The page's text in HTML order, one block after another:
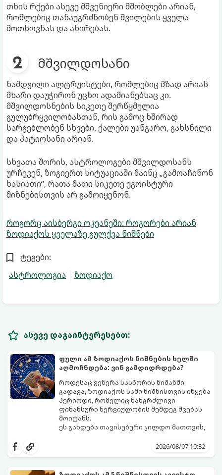
თხის რქები ასევე მშვენიერი მშობლები არიან,
რომლებიც თანაუგრძნობენ შვილების ყველა
მოთხოვნას და ახირებას.
მშვილდოსანი
ნამდვილი ალტრუისტები, რომლებიც მზად არიან
მხარი დაუჭირონ უცხო ადამიანებსაც კი.
მშვილდოსნების სიკეთე შერწყმულია
გულუბრყვილობასთან, რის გამოც ხშირად
სარგებლობენ სხვები. ქალები უანგარო, გახსნილი
და პატიოსანი არიან.
სხვათა შორის, ასტროლოგები მშვილდოსანს
ურჩევენ, ზოგიერთ სიტუაციაში მაინც „გამოაჩინონ
ხასიათი“, რათა მათი სიკეთე ეგოისტური
მიზნებისთვის არ გამოიყენონ.
როგორც აისბერგი ოკეანეში: როგორები არიან
ზოდიაქოს ყველაზე გულქვა ნიშნები
ტეგები:
ასტროლოგია
ზოდიაქო
ასევე დაგაინტერესებთ:
ფული ამ ზოდიაქოს ნიშნების ხელში
აღმოჩნდება: ვინ გამდიდრდება?
როდესაც ვენერა სასწორის ნიშანში
გადავა, ზოდიაქოს სამი ნიშნისთვის იწყება
პერიოდი, რომელიც ხანგრძლივი
ფინანსური ნერვიულობის შემდეგ შვებას
მოიტანს.
ეს გახდება თავისებური ჯილდო მათთვის,
იჩენდა და სირთულეების მიუხედავად წინ
სურვილების გადადებასა და ხარჯების
2026/08/07 10:32